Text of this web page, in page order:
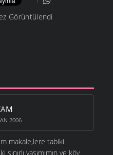
Görüntülendi
2006
makale,lere tabiki
yaşımımın ve köy